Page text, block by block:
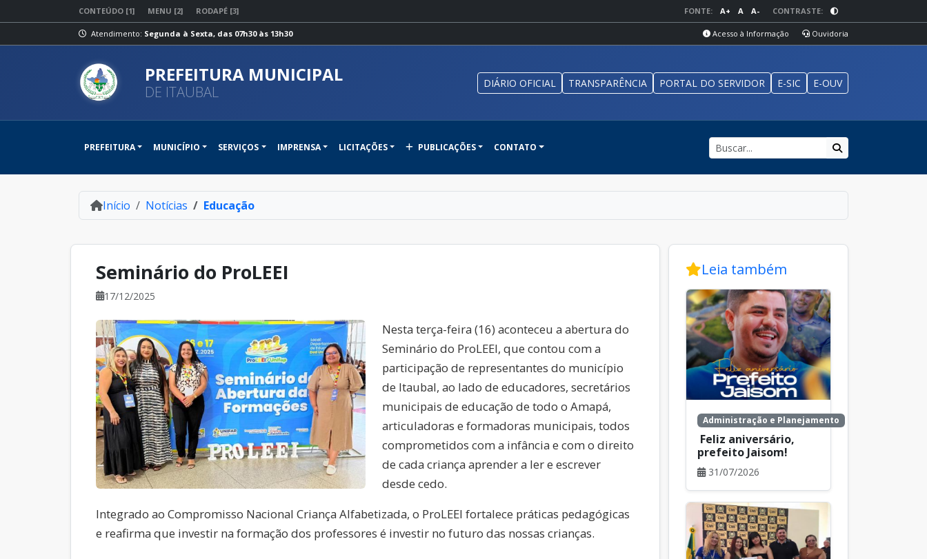
CONTEÚDO [1] MENU [2] RODAPÉ [3] FONTE: A+ A A- CONTRASTE:
Atendimento: Segunda à Sexta, das 07h30 às 13h30 Acesso à Informação Ouvidoria
PREFEITURA MUNICIPAL
DE ITAUBAL DIÁRIO OFICIAL TRANSPARÊNCIA PORTAL DO SERVIDOR E-SIC E-OUV
PREFEITURA MUNICÍPIO SERVIÇOS IMPRENSA LICITAÇÕES PUBLICAÇÕES CONTATO
Início Notícias Educação
Seminário do ProLEEI
17/12/2025
Nesta terça-feira (16) aconteceu a abertura do
Seminário do ProLEEI, que contou com a
participação de representantes do município
de Itaubal, ao lado de educadores, secretários
municipais de educação de todo o Amapá,
articuladoras e formadoras municipais, todos
comprometidos com a infância e com o direito
de cada criança aprender a ler e escrever
desde cedo.
Integrado ao Compromisso Nacional Criança Alfabetizada, o ProLEEI fortalece práticas pedagógicas
e reafirma que investir na formação dos professores é investir no futuro das nossas crianças.
Leia também
Administração e Planejamento
Feliz aniversário,
prefeito Jaisom!
31/07/2026